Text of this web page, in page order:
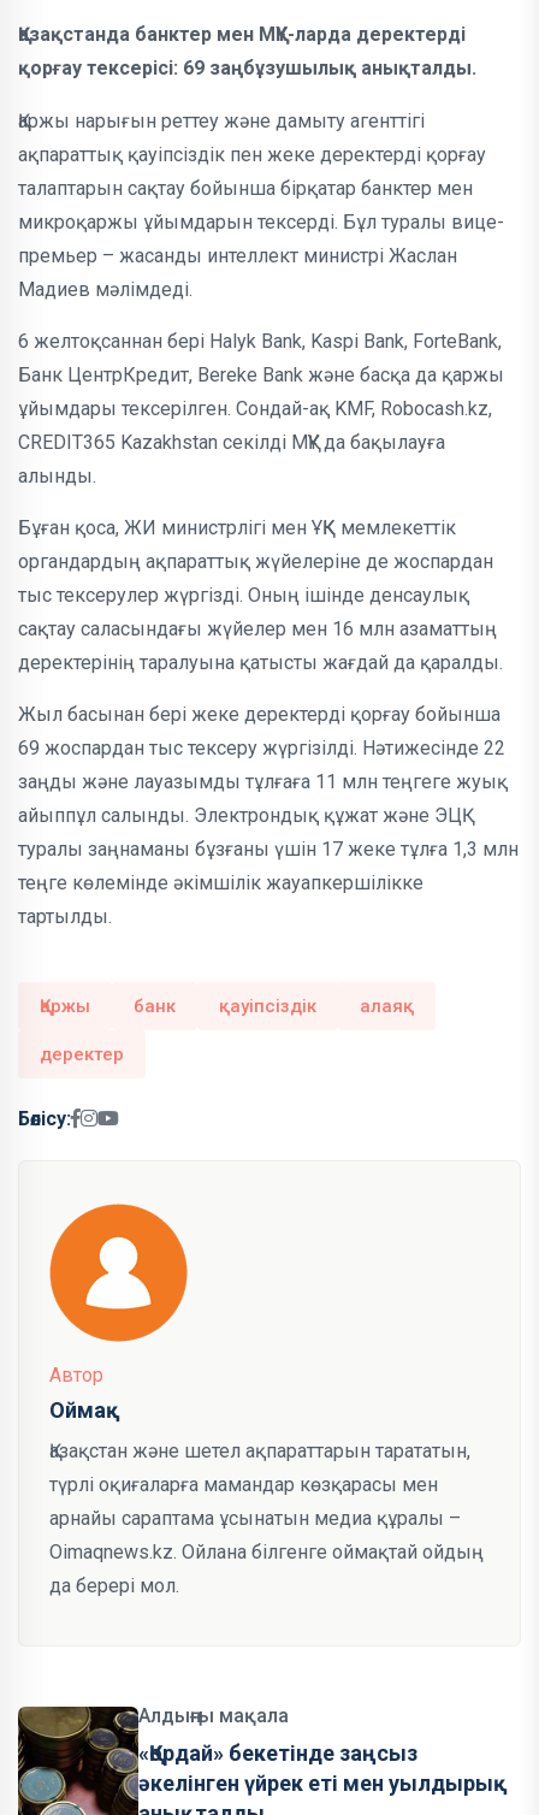
Қазақстанда банктер мен МҚҰ-ларда деректерді
қорғау тексерісі: 69 заңбұзушылық анықталды.
Қаржы нарығын реттеу және дамыту агенттігі
ақпараттық қауіпсіздік пен жеке деректерді қорғау
талаптарын сақтау бойынша бірқатар банктер мен
микроқаржы ұйымдарын тексерді. Бұл туралы вице-
премьер – жасанды интеллект министрі Жаслан
Мадиев мәлімдеді.
6 желтоқсаннан бері Halyk Bank, Kaspi Bank, ForteBank,
Банк ЦентрКредит, Bereke Bank және басқа да қаржы
ұйымдары тексерілген. Сондай-ақ KMF, Robocash.kz,
CREDIT365 Kazakhstan секілді МҚҰ да бақылауға
алынды.
Бұған қоса, ЖИ министрлігі мен ҰҚК мемлекеттік
органдардың ақпараттық жүйелеріне де жоспардан
тыс тексерулер жүргізді. Оның ішінде денсаулық
сақтау саласындағы жүйелер мен 16 млн азаматтың
деректерінің таралуына қатысты жағдай да қаралды.
Жыл басынан бері жеке деректерді қорғау бойынша
69 жоспардан тыс тексеру жүргізілді. Нәтижесінде 22
заңды және лауазымды тұлғаға 11 млн теңгеге жуық
айыппұл салынды. Электрондық құжат және ЭЦҚ
туралы заңнаманы бұзғаны үшін 17 жеке тұлға 1,3 млн
теңге көлемінде әкімшілік жауапкершілікке
тартылды.
Қаржы банк қауіпсіздік алаяқ
деректер
Бөлісу:
Автор
Оймақ
Қазақстан және шетел ақпараттарын тарататын,
түрлі оқиғаларға мамандар көзқарасы мен
арнайы сараптама ұсынатын медиа құралы –
Oimaqnews.kz. Ойлана білгенге оймақтай ойдың
да берері мол.
Алдыңғы мақала
«Қордай» бекетінде заңсыз
әкелінген үйрек еті мен уылдырық